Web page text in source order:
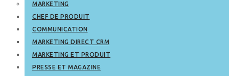
MARKETING
CHEF DE PRODUIT
COMMUNICATION
MARKETING DIRECT CRM
MARKETING ET PRODUIT
PRESSE ET MAGAZINE